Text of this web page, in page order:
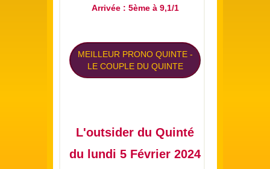
Arrivée : 5ème à 9,1/1
MEILLEUR PRONO QUINTE-
LE COUPLE DU QUINTE
L'outsider du Quinté
du lundi 5 Février 2024